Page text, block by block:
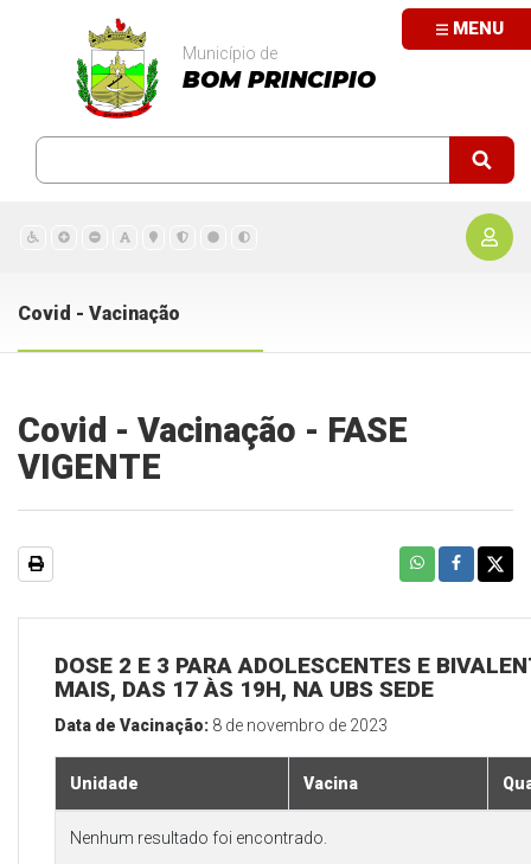
MENU
Município de
BOM PRINCIPIO
Covid - Vacinação
Covid - Vacinação - FASE
VIGENTE
DOSE 2 E 3 PARA ADOLESCENTES E
MAIS, DAS 17 ÀS 19H, NA UBS SEDE
Data de Vacinação: 8 de novembro de 2023
Unidade Vacina
Nenhum resultado foi encontrado.